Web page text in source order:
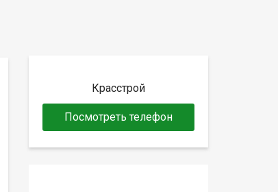
Красстрой
Посмотреть телефон